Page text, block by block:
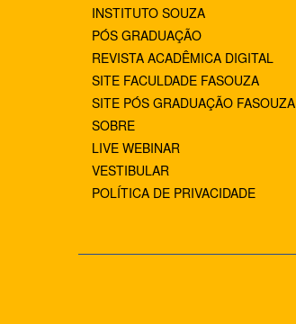
INSTITUTO SOUZA
PÓS GRADUAÇÃO
REVISTA ACADÊMICA DIGITAL
SITE FACULDADE FASOUZA
SITE PÓS GRADUAÇÃO FASOUZA
SOBRE
LIVE WEBINAR
VESTIBULAR
POLÍTICA DE PRIVACIDADE